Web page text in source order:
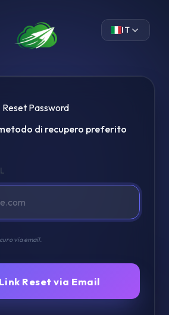
IT
Reset Password
di recupero preferito
via email.
Reset via Email